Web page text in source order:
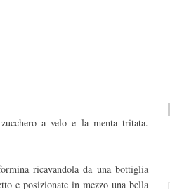
a velo e la menta tritata.
ricavandola da una bottiglia
e posizionate in mezzo una bella